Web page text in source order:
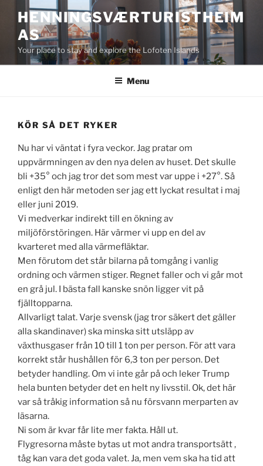
content
HENNINGSVÆRTURISTHEIM
AS
Your place to stay and explore the Lofoten Islands
Menu
KÖR SÅ DET RYKER
Nu har vi väntat i fyra veckor. Jag pratar om
uppvärmningen av den nya delen av huset. Det skulle
bli +35° och jag tror det som mest var uppe i +27°. Så
enligt den här metoden ser jag ett lyckat resultat i maj
eller juni 2019.
Vi medverkar indirekt till en ökning av
miljöförstöringen. Här värmer vi upp en del av
kvarteret med alla värmefläktar.
Men förutom det står bilarna på tomgång i vanlig
ordning och värmen stiger. Regnet faller och vi går mot
en grå jul. I bästa fall kanske snön ligger vit på
fjälltopparna.
Allvarligt talat. Varje svensk (jag tror säkert det gäller
alla skandinaver) ska minska sitt utsläpp av
växthusgaser från 10 till 1 ton per person. För att vara
korrekt står hushållen för 6,3 ton per person. Det
betyder handling. Om vi inte går på och leker Trump
hela bunten betyder det en helt ny livsstil. Ok, det här
var så tråkig information så nu försvann merparten av
läsarna.
Ni som är kvar får lite mer fakta. Håll ut.
Flygresorna måste bytas ut mot andra transportsätt ,
tåg kan vara det goda valet. Ja, men vem ska ha tid att